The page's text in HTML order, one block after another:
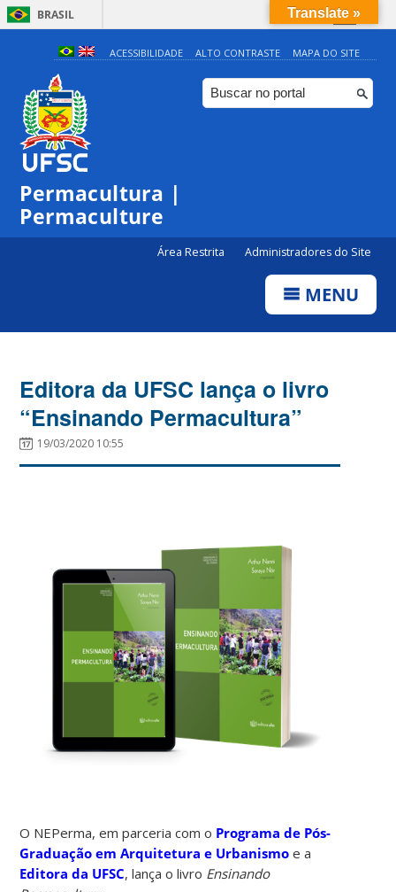
BRASIL
Simplifique!
Comunica BR
Participe
ACESSIBILIDADE ALTO CONTRASTE MAPA DO SITE
Permacultura |
Permaculture
Área Restrita Administradores do Site
MENU
Editora da UFSC lança o livro
“Ensinando Permacultura”
19/03/2020 10:55
O NEPerma, em parceria com o Programa de Pós-
Graduação em Arquitetura e Urbanismo e a
Editora da UFSC, lança o livro Ensinando
Translate »